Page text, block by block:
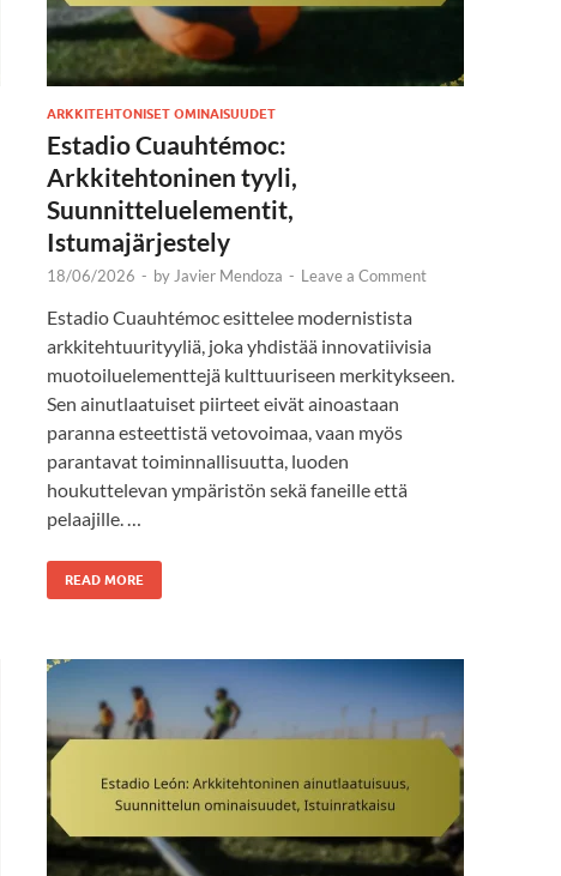
ARKKITEHTONISET OMINAISUUDET
Estadio Cuauhtémoc:
Arkkitehtoninen tyyli,
Suunnitteluelementit,
Istumajärjestely
18/06/2026 - by Javier Mendoza - Leave a Comment
Estadio Cuauhtémoc esittelee modernistista
arkkitehtuurityyliä, joka yhdistää innovatiivisia
muotoiluelementtejä kulttuuriseen merkitykseen.
Sen ainutlaatuiset piirteet eivät ainoastaan
paranna esteettistä vetovoimaa, vaan myös
parantavat toiminnallisuutta, luoden
houkuttelevan ympäristön sekä faneille että
pelaajille. …
READ MORE